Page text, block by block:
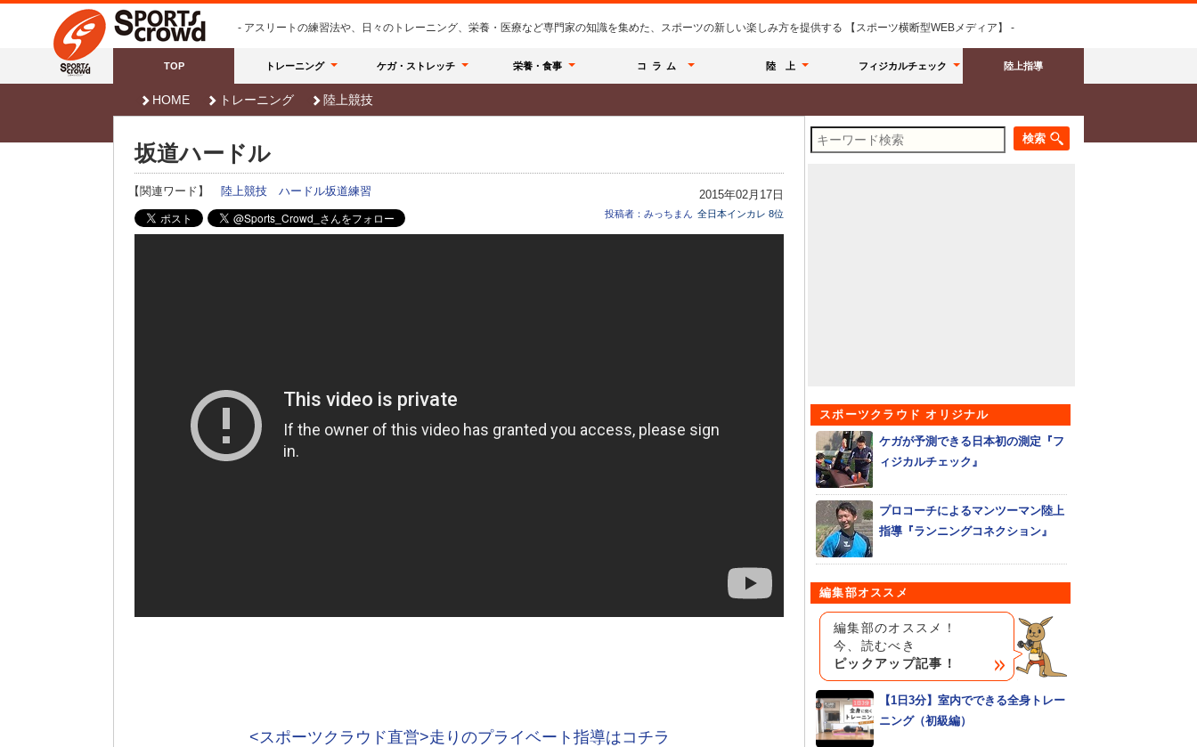
- アスリートの練習法や、日々のトレーニング、栄養・医療など専門家の知識を集めた、スポーツの新しい楽しみ方を提供する 【スポーツ横断型WEBメディア】 -
TOP トレーニング ケガ・ストレッチ 栄養・食事 コラム 陸 上 フィジカルチェック 陸上指導
HOME トレーニング 陸上競技
坂道ハードル
【関連ワード】 陸上競技 ハードル坂道練習 2015年02月17日
投稿者：みっちまん 全日本インカレ 8位
<スポーツクラウド直営>走りのプライベート指導はコチラ
スポーツクラウド オリジナル
ケガが予測できる日本初の測定『フ
ィジカルチェック』
プロコーチによるマンツーマン陸上
指導『ランニングコネクション』
編集部オススメ
編集部のオススメ！
今、読むべき
ピックアップ記事！
【1日3分】室内でできる全身トレー
ニング（初級編）